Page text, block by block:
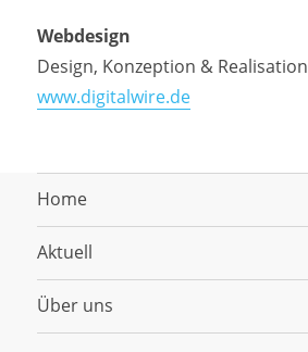
Webdesign
Design, Konzeption & Realisation
www.digitalwire.de
Home
Aktuell
Über uns